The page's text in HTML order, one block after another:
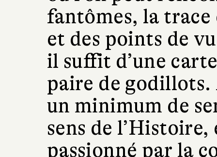
fantômes, la trace
et des points de
il suffit d’une
paire de
un minimum de
sens de
passionné par la